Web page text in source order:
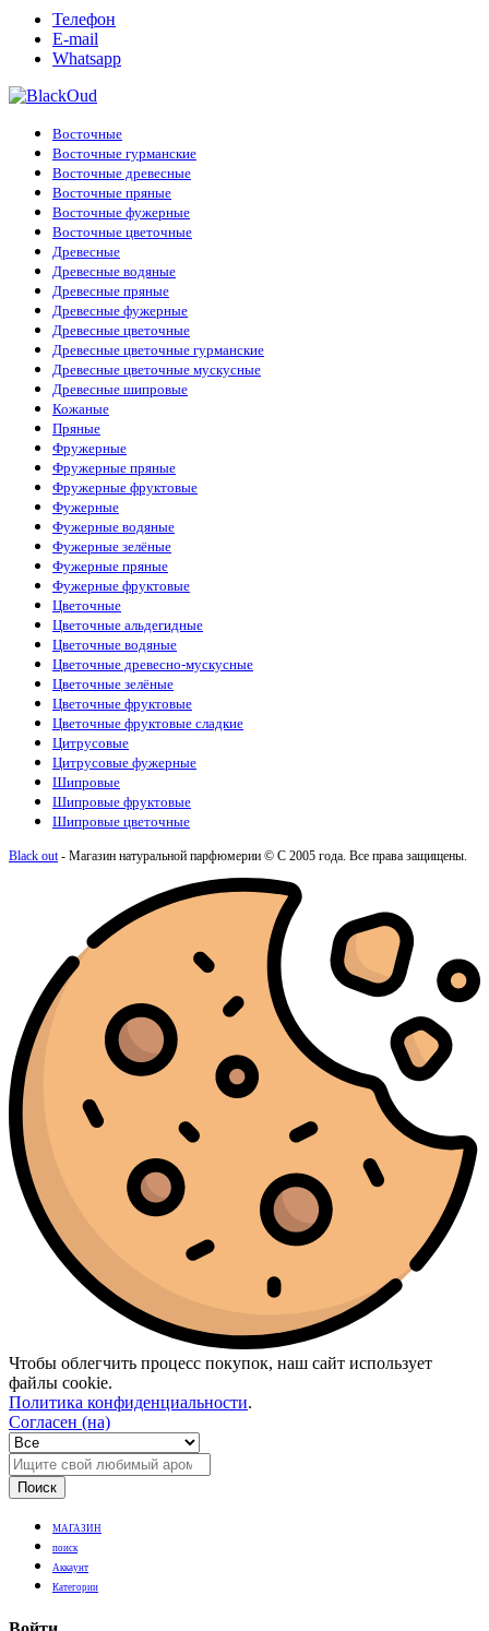
Телефон
E-mail
Whatsapp
Восточные
Восточные гурманские
Восточные древесные
Восточные пряные
Восточные фужерные
Восточные цветочные
Древесные
Древесные водяные
Древесные пряные
Древесные фужерные
Древесные цветочные
Древесные цветочные гурманские
Древесные цветочные мускусные
Древесные шипровые
Кожаные
Пряные
Фружерные
Фружерные пряные
Фружерные фруктовые
Фужерные
Фужерные водяные
Фужерные зелёные
Фужерные пряные
Фужерные фруктовые
Цветочные
Цветочные альдегидные
Цветочные водяные
Цветочные древесно-мускусные
Цветочные зелёные
Цветочные фруктовые
Цветочные фруктовые сладкие
Цитрусовые
Цитрусовые фужерные
Шипровые
Шипровые фруктовые
Шипровые цветочные
Black out- Магазин натуральной парфюмерии © С 2005 года. Все права защищены.
Чтобы облегчить процесс покупок, наш сайт использует
файлы cookie.
Политика конфиденциальности.
Согласен (на)
Поиск
МАГАЗИН
поиск
Аккаунт
Категории